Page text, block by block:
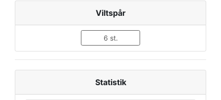
Viltspår
6 st.
Statistik